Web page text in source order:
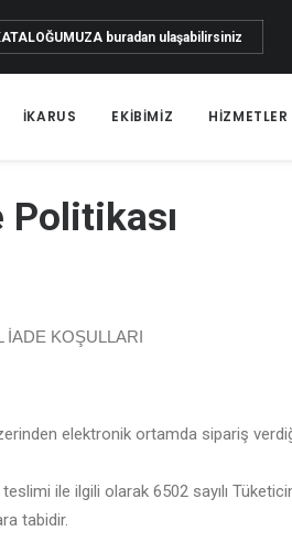
buradan ulaşabilirsiniz
İKARUS EKIBIMIZ HIZMETLER
İADE KOŞULLARI
elektronik ortamda sipariş
teslimi ile ilgili olarak 6502 sayılı
tabidir.